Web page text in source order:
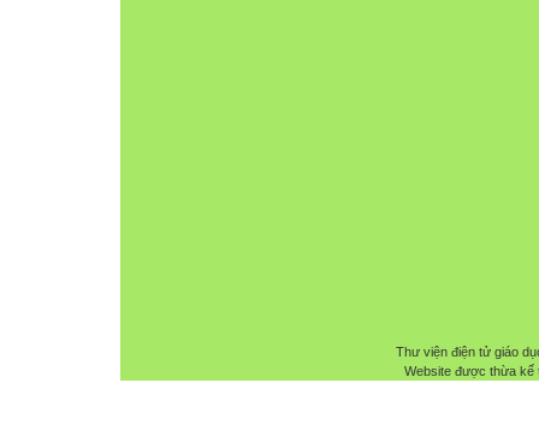
Thư viện điện tử giáo
Website được thừa